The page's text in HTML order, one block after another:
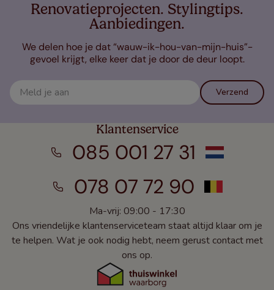
Renovatieprojecten. Stylingtips.
Aanbiedingen.
We delen hoe je dat “wauw-ik-hou-van-mijn-huis”-
gevoel krijgt, elke keer dat je door de deur loopt.
Verzend
Klantenservice
085 001 27 31
078 07 72 90
Ma-vrij: 09:00 - 17:30
Ons vriendelijke klantenserviceteam staat altijd klaar om je
te helpen. Wat je ook nodig hebt, neem gerust contact met
ons op.